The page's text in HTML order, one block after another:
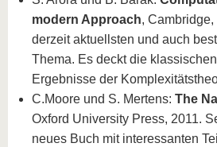
modern Approach,
derzeit aktuellsten und auch
Thema. Es deckt die
Ergebnisse der
C.Moore und S. Mertens: The
Oxford University Press, 2011.
neues Buch mit interessanten